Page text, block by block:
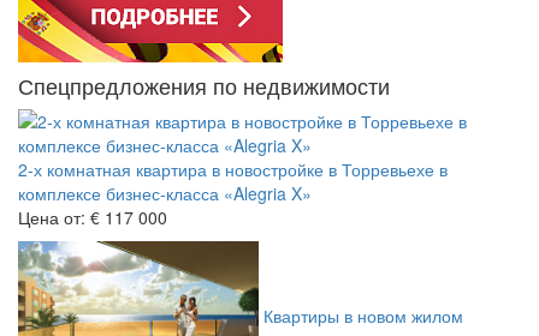
Спецпредложения по недвижимости
2-х комнатная квартира в новостройке в Торревьехе в
комплексе бизнес-класса «Alegria X»
Цена от: € 117 000
Квартиры в новом жилом